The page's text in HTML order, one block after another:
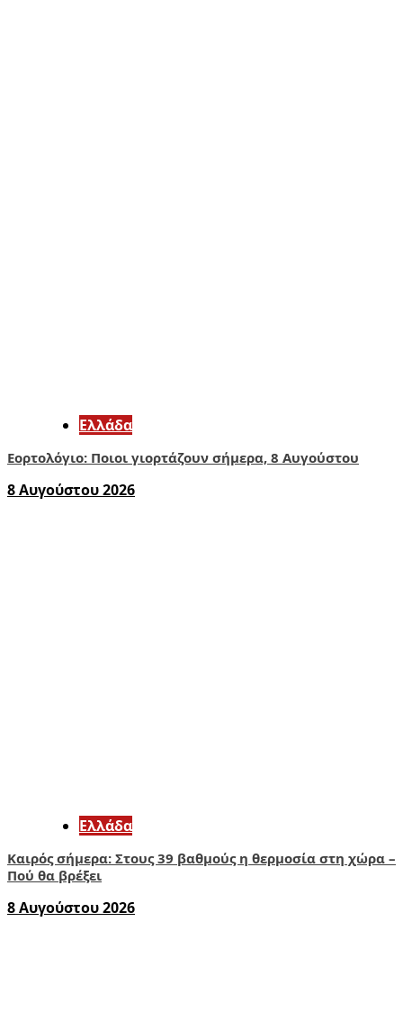
Ελλάδα
Εορτολόγιο: Ποιοι γιορτάζουν σήμερα, 8 Αυγούστου
8 Αυγούστου 2026
Ελλάδα
Καιρός σήμερα: Στους 39 βαθμούς η θερμοσία στη χώρα –
Πού θα βρέξει
8 Αυγούστου 2026